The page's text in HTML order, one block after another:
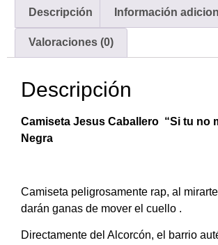
Descripción Información
Valoraciones (0)
Descripción
Camiseta Jesus Caballero “Si tu no
Negra
Camiseta peligrosamente rap, al
darán ganas de mover el cuello .
Directamente del Alcorcón, el barrio